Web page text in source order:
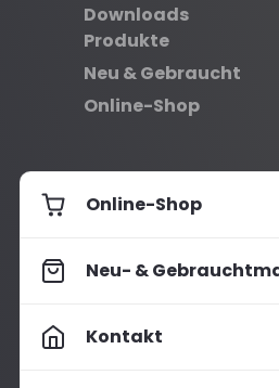
Downloads
Produkte
Neu & Gebraucht
Online-Shop
Online-Shop
Neu- &
Kontakt